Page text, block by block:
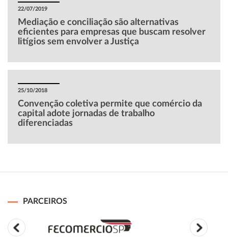
22/07/2019
Mediação e conciliação são alternativas
eficientes para empresas que buscam resolver
litígios sem envolver a Justiça
25/10/2018
Convenção coletiva permite que comércio da
capital adote jornadas de trabalho
diferenciadas
PARCEIROS